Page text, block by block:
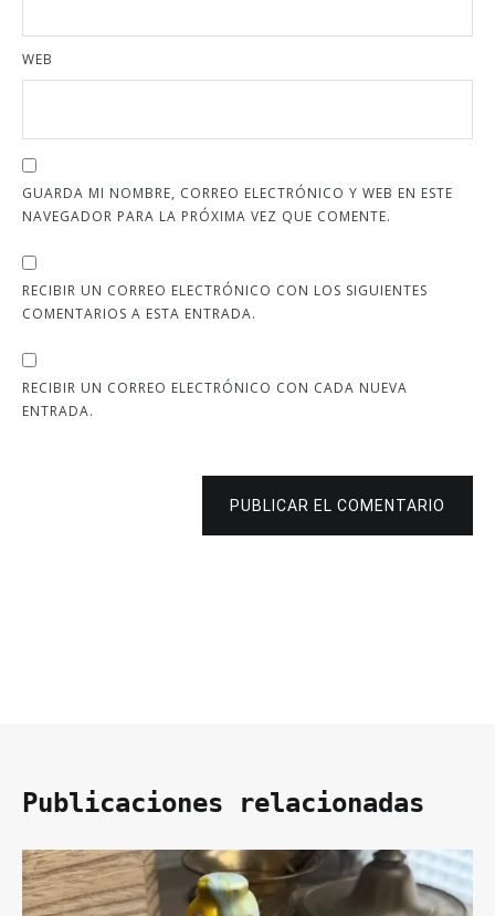
WEB
GUARDA MI NOMBRE, CORREO ELECTRÓNICO Y WEB EN ESTE
NAVEGADOR PARA LA PRÓXIMA VEZ QUE COMENTE.
RECIBIR UN CORREO ELECTRÓNICO CON LOS SIGUIENTES
COMENTARIOS A ESTA ENTRADA.
RECIBIR UN CORREO ELECTRÓNICO CON CADA NUEVA
ENTRADA.
PUBLICAR EL COMENTARIO
Publicaciones relacionadas